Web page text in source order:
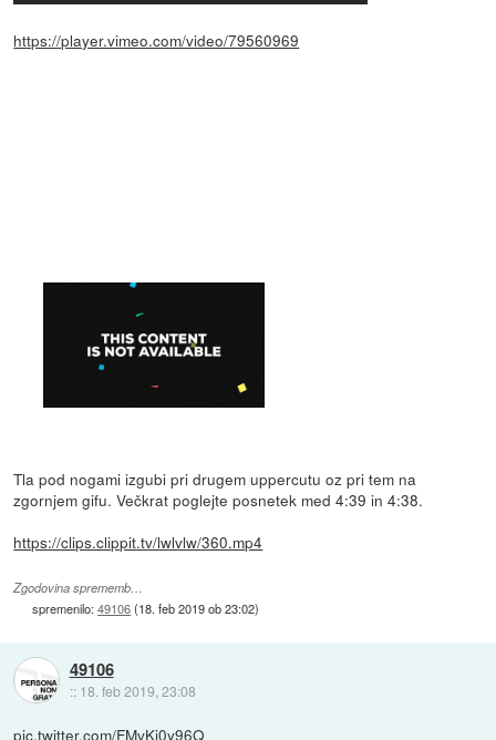
https://player.vimeo.com/video/79560969
Tla pod nogami izgubi pri drugem uppercutu oz pri tem na
zgornjem gifu. Večkrat poglejte posnetek med 4:39 in 4:38.
https://clips.clippit.tv/lwlvlw/360.mp4
Zgodovina sprememb…
spremenilo:49106(18. feb 2019 ob 23:02)
49106
:: 18. feb 2019, 23:08
pic.twitter.com/FMvKi0y96Q